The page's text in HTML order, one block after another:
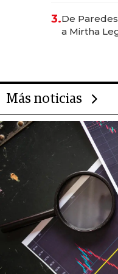
las marcas
3.De
a Mirtha
Más noticias